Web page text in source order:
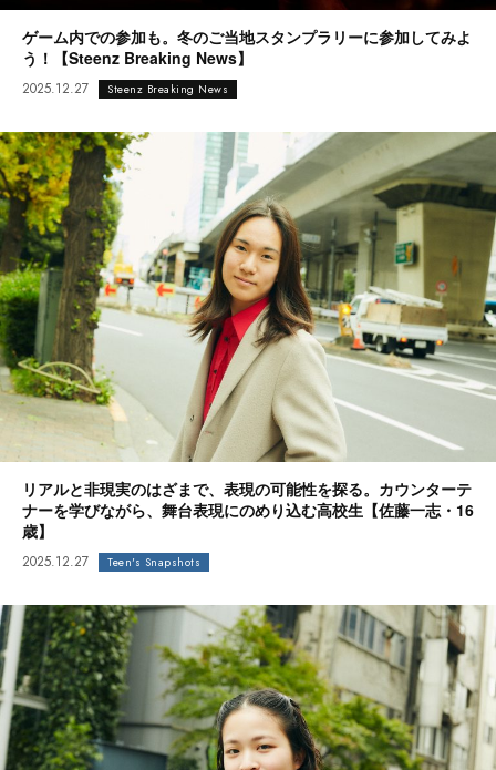
ゲーム内での参加も。冬のご当地スタンプラリーに参加してみよ
う！【Steenz Breaking News】
2025.12.27 Steenz Breaking News
リアルと非現実のはざまで、表現の可能性を探る。カウンターテ
ナーを学びながら、舞台表現にのめり込む高校生【佐藤一志・16
歳】
2025.12.27 Teen's Snapshots